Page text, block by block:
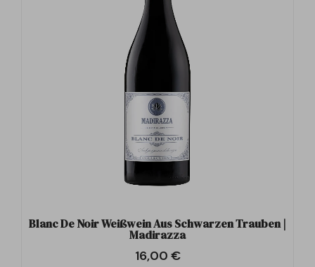
Blanc De Noir Weißwein Aus Schwarzen Trauben |
Madirazza
16,00 €